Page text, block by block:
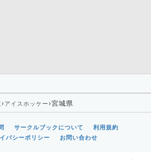
› アイスホッケー ›宮城県
サークルブックについて
利用規約
バシーポリシー
お問い合わせ